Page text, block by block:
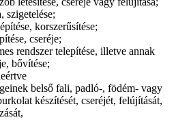
szigetelése;
korszerűsítése;
cseréje;
rendszer telepítése, illetve annak
bővítése;
belső fali, padló-, födém- vagy
készítését, cseréjét, felújítását,